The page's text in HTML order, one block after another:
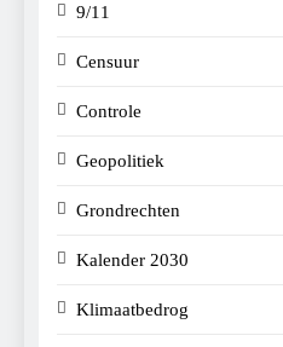
9/11
Censuur
Controle
Geopolitiek
Grondrechten
Kalender 2030
Klimaatbedrog